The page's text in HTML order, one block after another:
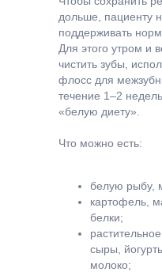
дольше, пациенту
поддерживать
Для этого утром и
чистить зубы,
флосс для
течение 1–2
«белую диету».
Что можно есть:
белую рыбу,
картофель,
белки;
сыры,
молоко;